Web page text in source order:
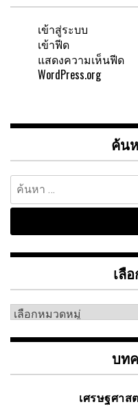
เข้าสู่ระบบ
เข้าฟีด
แสดงความเห็นฟีด
WordPress.org
ค้น
ค้นหา
สำหรับ:
เลื
เลือก
หมู่
บท
เศรษฐศาส